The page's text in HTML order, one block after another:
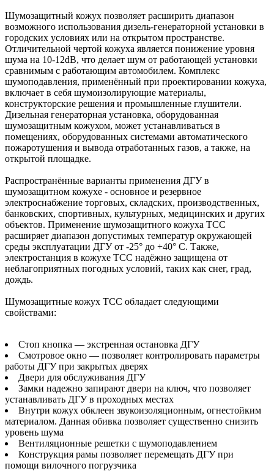
Шумозащитный кожух позволяет расширить диапазон
возможного использования дизель-генераторной установки в
городских условиях или на открытом пространстве.
Отличительной чертой кожуха является понижение уровня
шума на 10-12dB, что делает шум от работающей установки
сравнимым с работающим автомобилем. Комплекс
шумоподавления, применённый при проектировании кожуха,
включает в себя шумоизолирующие материалы,
конструкторские решения и промышленные глушители.
Дизельная генераторная установка, оборудованная
шумозащитным кожухом, может устанавливаться в
помещениях, оборудованных системами автоматического
пожаротушения и вывода отработанных газов, а также, на
открытой площадке.
Распространённые варианты применения ДГУ в
шумозащитном кожухе - основное и резервное
электроснабжение торговых, складских, производственных,
банковских, спортивных, культурных, медицинских и других
объектов. Применение шумозащитного кожуха ТСС
расширяет диапазон допустимых температур окружающей
среды эксплуатации ДГУ от -25° до +40° С. Также,
электростанция в кожухе ТСС надёжно защищена от
неблагоприятных погодных условий, таких как снег, град,
дождь.
Шумозащитные кожух ТСС обладает следующими
свойствами:
Стоп кнопка — экстренная остановка ДГУ
Смотровое окно — позволяет контролировать параметры
работы ДГУ при закрытых дверях
Двери для обслуживания ДГУ
Замки надежно запирают двери на ключ, что позволяет
устанавливать ДГУ в проходных местах
Внутри кожух обклеен звукоизоляционным, огнестойким
материалом. Данная обивка позволяет существенно снизить
уровень шума
Вентиляционные решетки с шумоподавлением
Конструкция рамы позволяет перемещать ДГУ при
помощи вилочного погрузчика